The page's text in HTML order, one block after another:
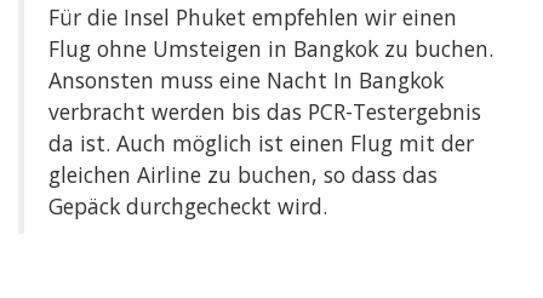
Für die Insel Phuket empfehlen wir einen
Flug ohne Umsteigen in Bangkok zu buchen.
Ansonsten muss eine Nacht In Bangkok
verbracht werden bis das PCR-Testergebnis
da ist. Auch möglich ist einen Flug mit der
gleichen Airline zu buchen, so dass das
Gepäck durchgecheckt wird.